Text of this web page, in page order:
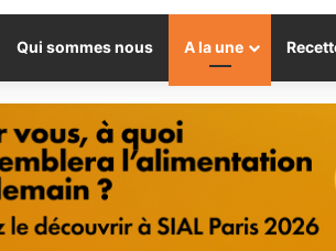
Qui sommes nous A la une